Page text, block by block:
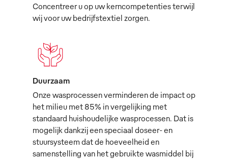
Concentreer u op uw kerncompetenties terwijl
wij voor uw bedrijfstextiel zorgen.
Duurzaam
Onze wasprocessen verminderen de impact op
het milieu met 85% in vergelijking met
standaard huishoudelijke wasprocessen. Dat is
mogelijk dankzij een speciaal doseer- en
stuursysteem dat de hoeveelheid en
samenstelling van het gebruikte wasmiddel bij